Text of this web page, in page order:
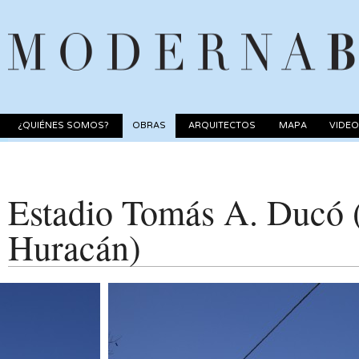
¿QUIÉNES SOMOS? OBRAS ARQUITECTOS MAPA
Estadio Tomás A.
Huracán)